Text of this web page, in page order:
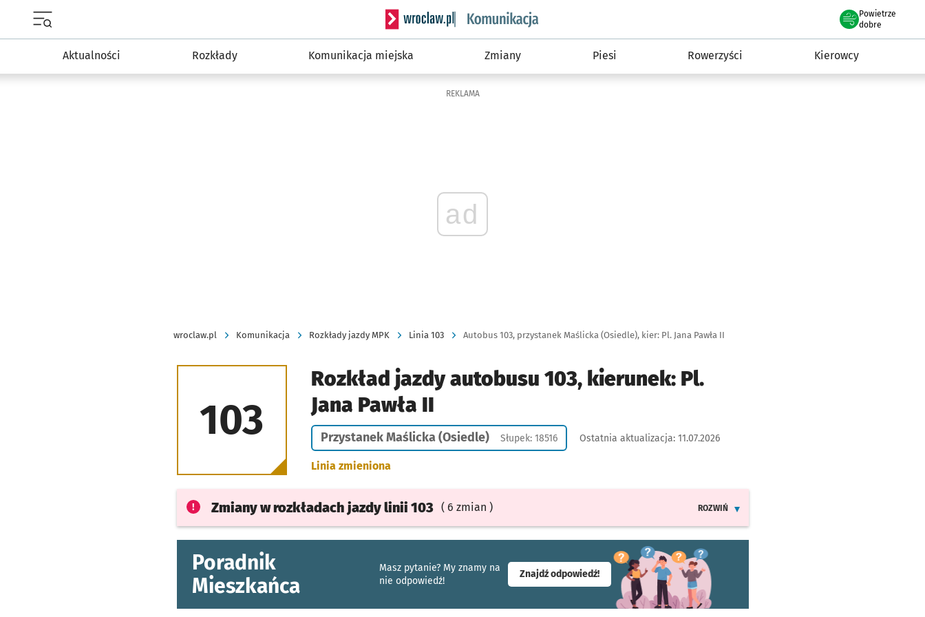
Serwis informacyjny wroclaw.pl podserwis: Komunikacja
Powietrze
we Wrocławiu
dobre
Aktualności Rozkłady Komunikacja miejska Zmiany Piesi Rowerzyści Kierowcy
REKLAMA
ad
wroclaw.pl Komunikacja Rozkłady jazdy MPK Linia 103 Autobus 103, przystanek Maślicka (Osiedle), kier: Pl. Jana Pawła II
103
Rozkład jazdy autobusu 103, kierunek: Pl.
Jana Pawła II
Przystanek Maślicka (Osiedle) Słupek: 18516 Ostatnia aktualizacja: 11.07.2026
Linia zmieniona
Zmiany w rozkładach jazdylinii 103 ( 6 zmian )
ROZWIŃ
Poradnik
Mieszkańca
Masz pytanie? My znamy na
nie odpowiedź!
Znajdź odpowiedź!- otworzy się w nowej karcie